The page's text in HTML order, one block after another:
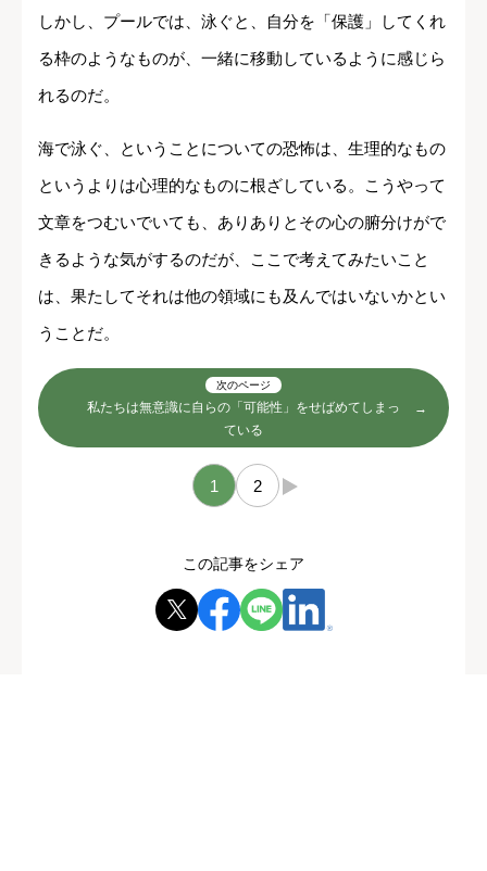
しかし、プールでは、泳ぐと、自分を「保護」してくれ
る枠のようなものが、一緒に移動しているように感じら
れるのだ。
海で泳ぐ、ということについての恐怖は、生理的なもの
というよりは心理的なものに根ざしている。こうやって
文章をつむいでいても、ありありとその心の腑分けがで
きるような気がするのだが、ここで考えてみたいこと
は、果たしてそれは他の領域にも及んではいないかとい
うことだ。
次のページ
私たちは無意識に自らの「可能性」をせばめてしまっ
ている
1 2 →
この記事をシェア